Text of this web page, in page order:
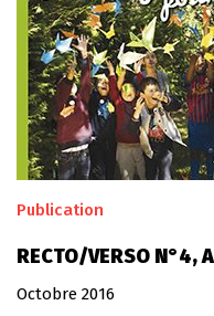
Publication
RECTO/VERSO N°4,
Octobre 2016